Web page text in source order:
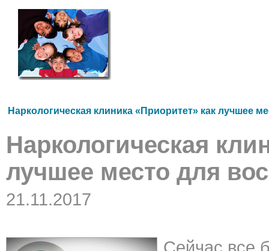
Наркологическая клиника «Приоритет» как лучшее
Наркологическая
лучшее место для
21.11.2017